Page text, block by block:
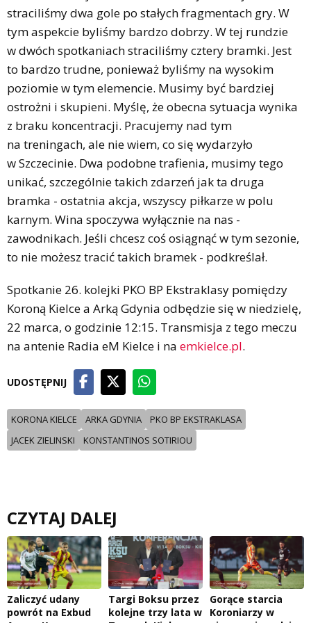
straciliśmy dwa gole po stałych fragmentach gry. W
tym aspekcie byliśmy bardzo dobrzy. W tej rundzie
w dwóch spotkaniach straciliśmy cztery bramki. Jest
to bardzo trudne, ponieważ byliśmy na wysokim
poziomie w tym elemencie. Musimy być bardziej
ostrożni i skupieni. Myślę, że obecna sytuacja wynika
z braku koncentracji. Pracujemy nad tym
na treningach, ale nie wiem, co się wydarzyło
w Szczecinie. Dwa podobne trafienia, musimy tego
unikać, szczególnie takich zdarzeń jak ta druga
bramka - ostatnia akcja, wszyscy piłkarze w polu
karnym. Wina spoczywa wyłącznie na nas -
zawodnikach. Jeśli chcesz coś osiągnąć w tym sezonie,
to nie możesz tracić takich bramek - podkreślał.
Spotkanie 26. kolejki PKO BP Ekstraklasy pomiędzy
Koroną Kielce a Arką Gdynia odbędzie się w niedzielę,
22 marca, o godzinie 12:15. Transmisja z tego meczu
na antenie Radia eM Kielce i na emkielce.pl.
UDOSTĘPNIJ
KORONA KIELCE ARKA GDYNIA
PKO BP EKSTRAKLASA
JACEK ZIELINSKI
KONSTANTINOS SOTIRIOU
CZYTAJ DALEJ
Zaliczyć udany
powrót na Exbud
Targi Boksu przez
kolejne trzy lata w
Gorące starcia
Koroniarzy w